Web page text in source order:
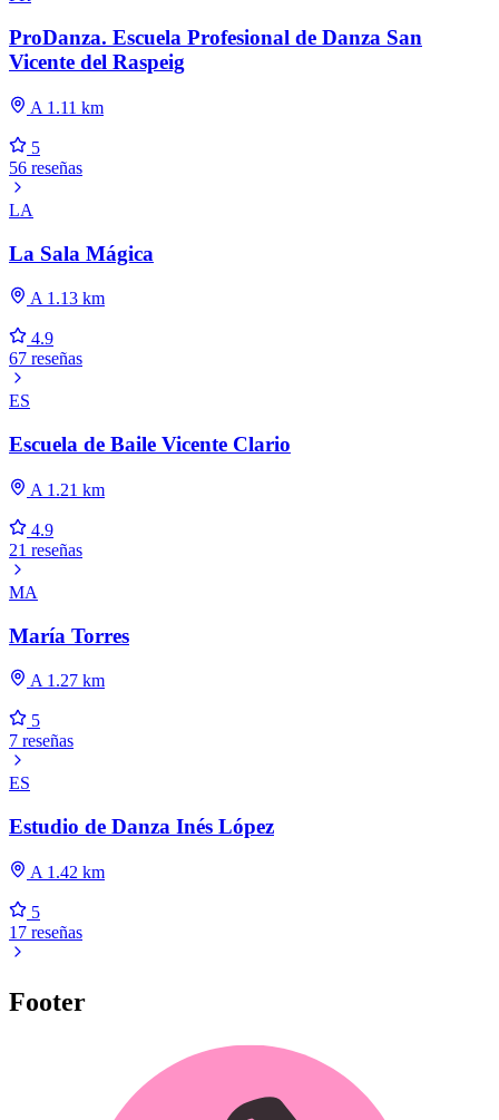
ProDanza. Escuela Profesional de Danza San
Vicente del Raspeig
A 1.11 km
5
56 reseñas
LA
La Sala Mágica
A 1.13 km
4.9
67 reseñas
ES
Escuela de Baile Vicente Clario
A 1.21 km
4.9
21 reseñas
MA
María Torres
A 1.27 km
5
7 reseñas
ES
Estudio de Danza Inés López
A 1.42 km
5
17 reseñas
Footer